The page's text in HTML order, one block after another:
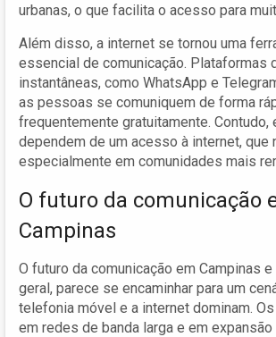
urbanas, o que facilita o acesso para
Além disso, a internet se tornou uma
essencial de comunicação. Plataformas
instantâneas, como WhatsApp e
as pessoas se comuniquem de forma
frequentemente gratuitamente.
dependem de um acesso à internet, que
especialmente em comunidades mais
O futuro da comunicação
Campinas
O futuro da comunicação em Campinas
geral, parece se encaminhar para um
telefonia móvel e a internet dominam.
em redes de banda larga e em